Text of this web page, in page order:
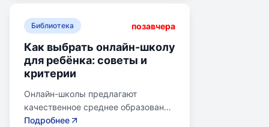
старшего подросткового и
помогает детям развивать
личностные навыки, получать опыт
самоопределения и выбирать
профессию. В программе школы
уделяется внимание базовым
знаниям, учебным навыкам и
Библиотека позавчера
Как выбрать онлайн-школу
для ребёнка: советы и
критерии
Онлайн-школы предлагают
качественное среднее образование
без привязки к району. Важно
Подробнее